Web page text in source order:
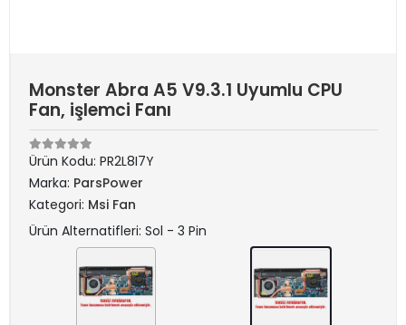
Monster Abra A5 V9.3.1 Uyumlu CPU
Fan, işlemci Fanı
Ürün Kodu: PR2L8I7Y
Marka: ParsPower
Kategori: Msi Fan
Ürün Alternatifleri: Sol - 3 Pin